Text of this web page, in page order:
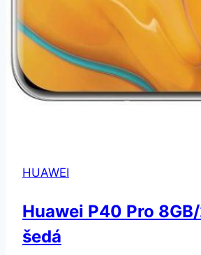
HUAWEI
Huawei P40 Pro
šedá